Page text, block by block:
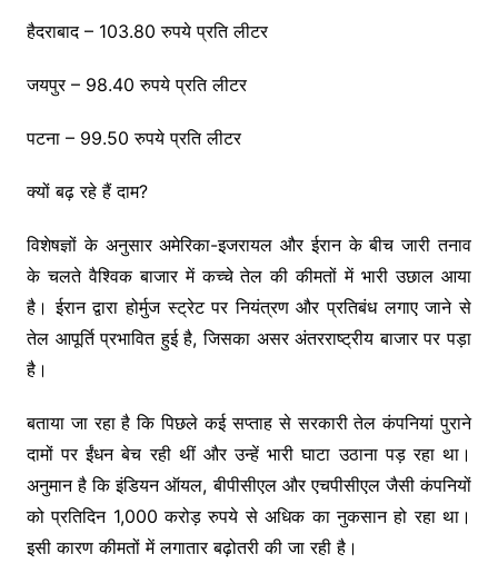
हैदराबाद – 103.80 रुपये प्रति लीटर
जयपुर – 98.40 रुपये प्रति लीटर
पटना – 99.50 रुपये प्रति लीटर
क्यों बढ़ रहे हैं दाम?
विशेषज्ञों के अनुसार अमेरिका-इजरायल और ईरान के बीच जारी तनाव
के चलते वैश्विक बाजार में कच्चे तेल की कीमतों में भारी उछाल आया
है। ईरान द्वारा होर्मुज स्ट्रेट पर नियंत्रण और प्रतिबंध लगाए जाने से
तेल आपूर्ति प्रभावित हुई है, जिसका असर अंतरराष्ट्रीय बाजार पर पड़ा
है।
बताया जा रहा है कि पिछले कई सप्ताह से सरकारी तेल कंपनियां पुराने
दामों पर ईंधन बेच रही थीं और उन्हें भारी घाटा उठाना पड़ रहा था।
अनुमान है कि इंडियन ऑयल, बीपीसीएल और एचपीसीएल जैसी कंपनियों
को प्रतिदिन 1,000 करोड़ रुपये से अधिक का नुकसान हो रहा था।
इसी कारण कीमतों में लगातार बढ़ोतरी की जा रही है।